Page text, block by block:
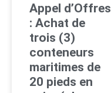
Appel d’Offres
: Achat de
trois (3)
conteneurs
maritimes de
20 pieds en